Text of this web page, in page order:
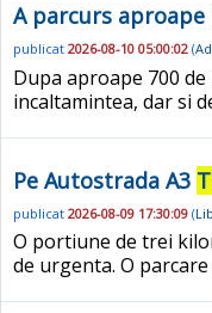
A parcurs
publicat 2026-08-10 05:00:02 (
Dupa aproape 700
incaltamintea, dar si
Pe Autostrada A3
publicat 2026-08-09 17:30:09 (
O portiune de trei
de urgenta. O